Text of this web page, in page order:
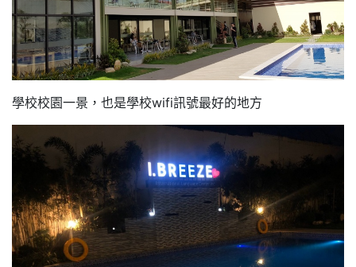
學校校園一景，也是學校wifi訊號最好的地方